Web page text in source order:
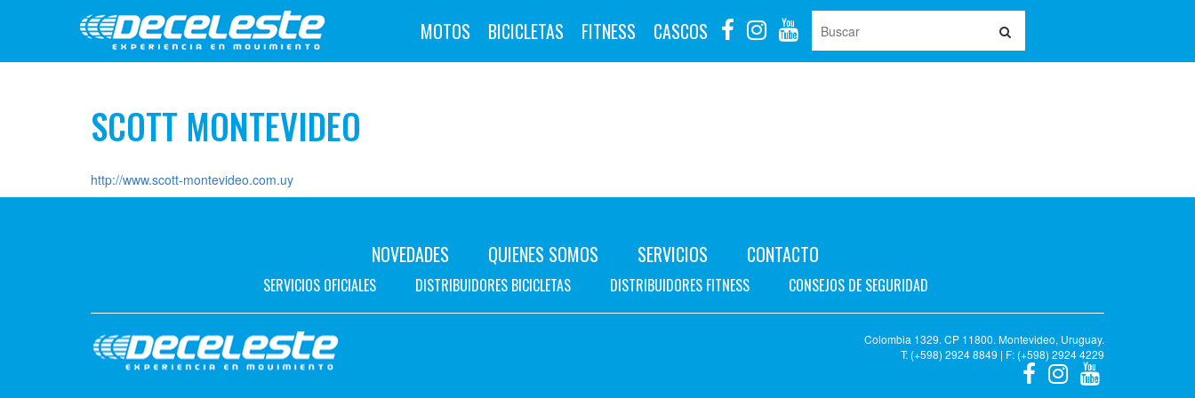
MOTOS BICICLETAS FITNESS CASCOS
SCOTT MONTEVIDEO
http://www.scott-montevideo.com.uy
NOVEDADES QUIENES SOMOS SERVICIOS CONTACTO
SERVICIOS OFICIALES DISTRIBUIDORES BICICLETAS DISTRIBUIDORES FITNESS CONSEJOS DE SEGURIDAD
Colombia 1329. CP 11800. Montevideo, Uruguay.
T: (+598) 2924 8849 | F: (+598) 2924 4229